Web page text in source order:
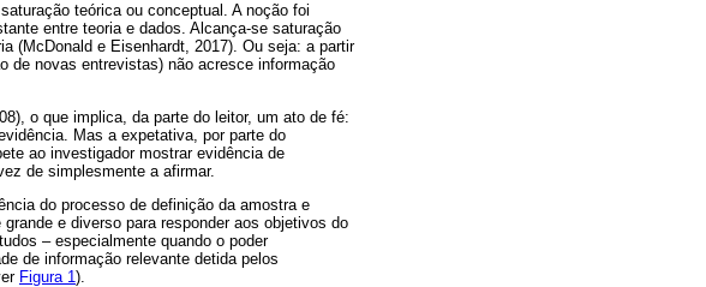
teórica ou conceptual. A noção foi
entre teoria e dados. Alcança-se saturação
(McDonald e Eisenhardt, 2017). Ou seja: a partir
de novas entrevistas) não acresce informação
o que implica, da parte do leitor, um ato de fé:
Mas a expetativa, por parte do
ao investigador mostrar evidência de
de simplesmente a afirmar.
do processo de definição da amostra e
e diverso para responder aos objetivos do
– especialmente quando o poder
de informação relevante detida pelos
Figura 1).